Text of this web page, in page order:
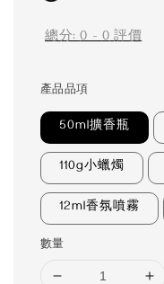
總分:0-0評價
產品品項
50ml擴香瓶
110g小蠟燭
12ml香氛噴霧
數量